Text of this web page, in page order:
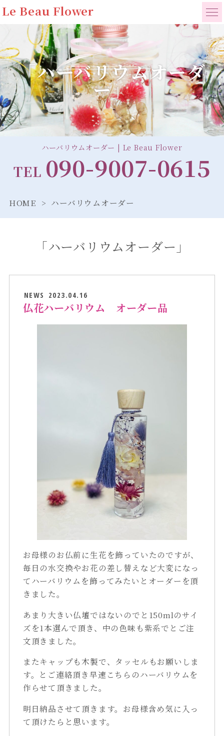
Le Beau Flower
「ハーバリウムオーダ
ー」
ハーバリウムオーダー | Le Beau Flower
TEL 090-9007-0615
HOME ハーバリウムオーダー
「ハーバリウムオーダー」
NEWS 2023.04.16
仏花ハーバリウム オーダー品
お母様のお仏前に生花を飾っていたのですが、
毎日の水交換やお花の差し替えなど大変になっ
てハーバリウムを飾ってみたいとオーダーを頂
きました。
あまり大きい仏壇ではないのでと150mlのサイ
ズを1本選んで頂き、中の色味も紫系でとご注
文頂きました。
またキャップも木製で、タッセルもお願いしま
す。とご連絡頂き早速こちらのハーバリウムを
作らせて頂きました。
明日納品させて頂きます。お母様含め気に入っ
て頂けたらと思います。